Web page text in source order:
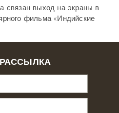
связан выход на экраны в
фильма «Индийские